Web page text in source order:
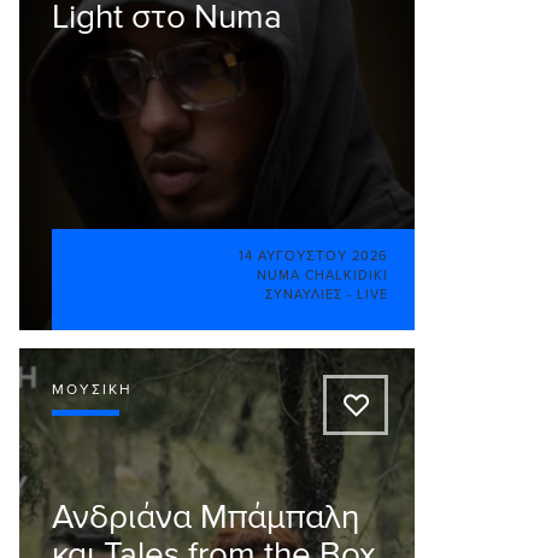
Light στο Numa
14 ΑΥΓΟΎΣΤΟΥ 2026
NUMA CHALKIDIKI
ΣΥΝΑΥΛΊΕΣ - LIVE
ΜΟΥΣΙΚΉ
A
Ανδριάνα Μπάμπαλη